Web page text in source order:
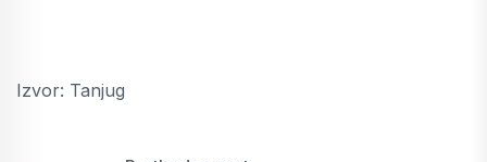
Izvor: Tanjug